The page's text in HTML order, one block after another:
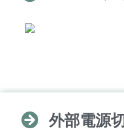
外部電源